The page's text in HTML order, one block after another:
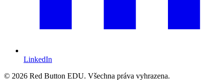
LinkedIn
© 2026 Red Button EDU. Všechna práva vyhrazena.